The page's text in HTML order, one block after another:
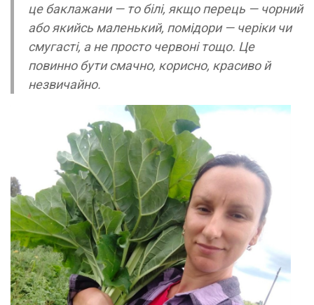
це баклажани — то білі, якщо перець — чорний
або якийсь маленький, помідори — черіки чи
смугасті, а не просто червоні тощо. Це
повинно бути смачно, корисно, красиво й
незвичайно.